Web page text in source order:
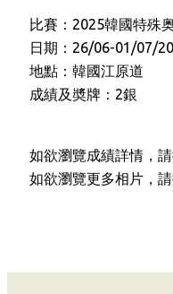
比賽：2025韓國特殊
日期：26/06-01/07/
地點：韓國江原道
成績及奬牌：2銀
如欲瀏覽成績詳情，
如欲瀏覽更多相片，